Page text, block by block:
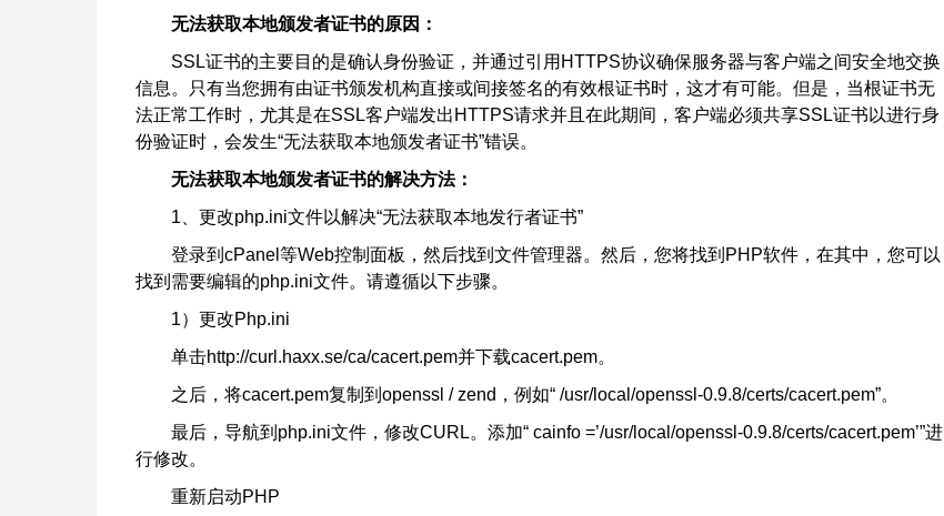
无法获取本地颁发者证书的原因：
SSL证书的主要目的是确认身份验证，并通过引用HTTPS协议确保服务器与客户端之间安全地交换
信息。只有当您拥有由证书颁发机构直接或间接签名的有效根证书时，这才有可能。但是，当根证书无
法正常工作时，尤其是在SSL客户端发出HTTPS请求并且在此期间，客户端必须共享SSL证书以进行身
份​​验证时，会发生“无法获取本地颁发者证书”错误。
无法获取本地颁发者证书的解决方法：
1、更改php.ini文件以解决“无法获取本地发行者证书”
登录到cPanel等Web控制面板，然后找到文件管理器。然后，您将找到PHP软件，在其中，您可以
找到需要编辑的php.ini文件。请遵循以下步骤。
1）更改Php.ini
单击http://curl.haxx.se/ca/cacert.pem并下载cacert.pem。
之后，将cacert.pem复制到openssl / zend，例如“ /usr/local/openssl-0.9.8/certs/cacert.pem”。
最后，导航到php.ini文件，修改CURL。添加“ cainfo =’/usr/local/openssl-0.9.8/certs/cacert.pem’”进
行修改。
重新启动PHP